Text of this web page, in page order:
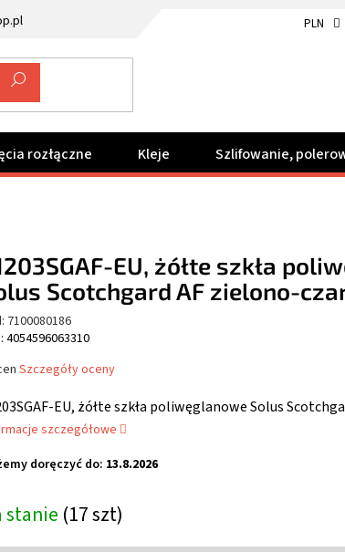
PLN
rozłączne Kleje Szlifowanie,
stanie (17 szt)
doręczyć do: 13.8.2026
EU, żółte szkła poliwęglanowe Solus
szczegółowe
EU, żółte szkła
Scotchgard AF zielono-
7100080186
4054596063310
Szczegóły oceny